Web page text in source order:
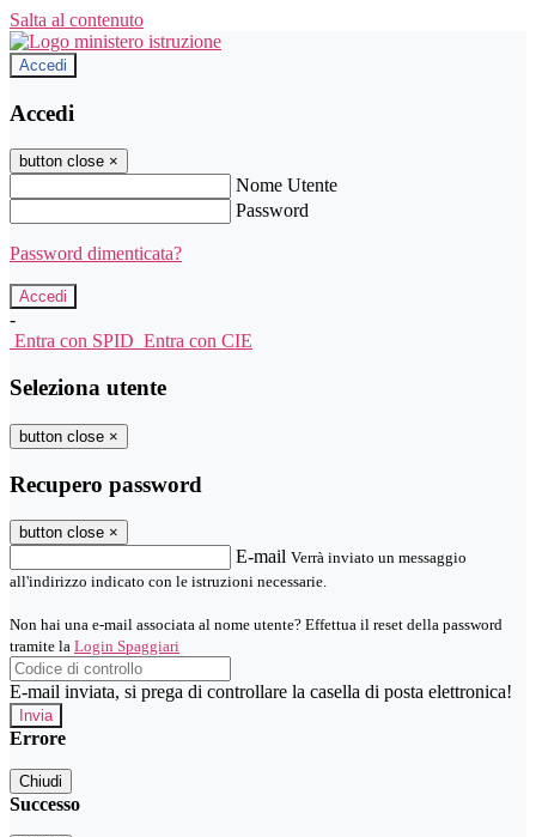
Salta al contenuto
Accedi
Accedi
button close ×
Nome Utente
Password
Password dimenticata?
-
Entra con SPID Entra con CIE
Seleziona utente
button close ×
Recupero password
button close ×
E-mail Verrà inviato un messaggio
all'indirizzo indicato con le istruzioni necessarie.
Non hai una e-mail associata al nome utente? Effettua il reset della password
tramite la Login Spaggiari
E-mail inviata, si prega di controllare la casella di posta elettronica!
Errore
Chiudi
Successo